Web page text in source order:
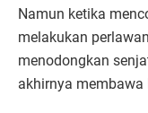
Namun ketika
melakukan
menodongkan
akhirnya